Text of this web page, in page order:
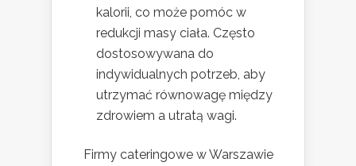
kalorii, co może pomóc w
redukcji masy ciała. Często
dostosowywana do
indywidualnych potrzeb, aby
utrzymać równowagę między
zdrowiem a utratą wagi.
Firmy cateringowe w Warszawie